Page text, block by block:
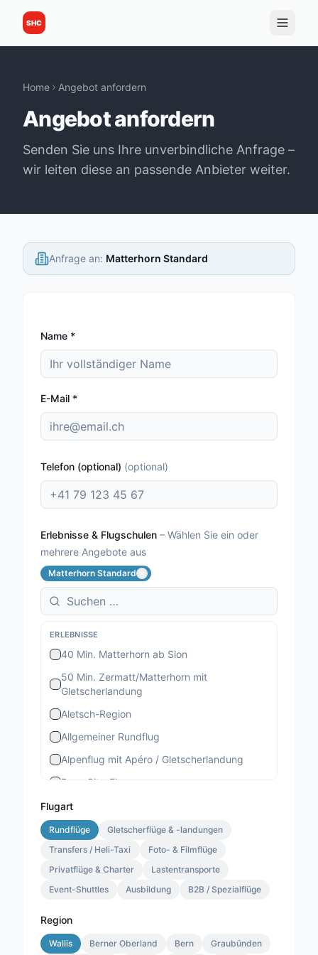
SHC
Home Angebot anfordern
Angebot anfordern
Senden Sie uns Ihre unverbindliche Anfrage –
wir leiten diese an passende Anbieter weiter.
Anfrage an: Matterhorn Standard
Name *
E-Mail *
Telefon (optional) (optional)
Erlebnisse & Flugschulen – Wählen Sie ein oder
mehrere Angebote aus
Matterhorn Standard
ERLEBNISSE
40 Min. Matterhorn ab Sion
50 Min. Zermatt/Matterhorn mit
Gletscherlandung
Aletsch-Region
Allgemeiner Rundflug
Alpenflug mit Apéro / Gletscherlandung
Bern-City-Flug
Berner Stadtrundflug
Berner-Altstadt-Flug
Bernina-Gletscherflug
Bietschhorn-Region
Eiger-Mönch-Jungfrau
Gourmet Special
Gourmet Standard
Flugart
Rundflüge
Gletscherflüge & -landungen
Transfers / Heli-Taxi
Foto- & Filmflüge
Privatflüge & Charter
Lastentransporte
Event-Shuttles
Ausbildung B2B / Spezialflüge
Region
Wallis Berner Oberland Bern
Graubünden